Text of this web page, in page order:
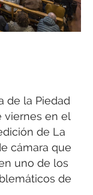
de la Piedad
viernes en el
de La
cámara que
uno de los
de